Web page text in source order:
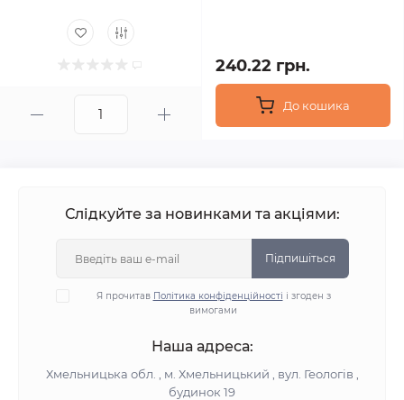
240.22 грн.
До кошика
Слідкуйте за новинками та акціями:
Підпишіться
Я прочитав Політика конфіденційності і згоден з
вимогами
Наша адреса:
Хмельницька обл. , м. Хмельницький , вул. Геологів ,
будинок 19